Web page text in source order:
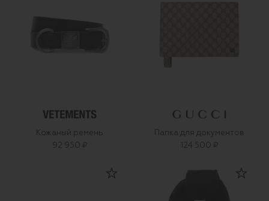
Кожаный ремень
92 950 ₽
Папка для документов
124 500 ₽